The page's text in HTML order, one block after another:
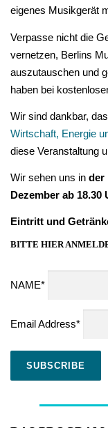
eigenes Musikgerät
Verpasse nicht die
vernetzen, Berlins
auszutauschen und
haben bei
Wir sind dankbar,
Wirtschaft, Energie
diese Veranstaltung
Wir sehen uns in der
Dezember ab 18.30
Eintritt und
BITTE HIER
NAME*
Email Address*